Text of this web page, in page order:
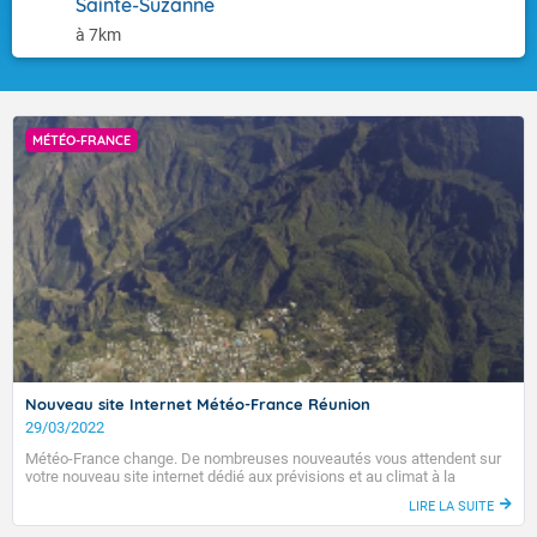
D’ici le début du mois de mai, les contraintes environnementales
orageuse se déplaçant d’ouest en est le long de l’équateur (la
"MJO"), et malgré cette période tardive pour la saison, les conditions
pourraient même devenir plutôt favorables à la cyclogenèse en
première décade sur le centre et l’est du bassin. Les prévisions
actuelles proposent un signal cyclonique en hausse, mais qui reste
modéré. Dans ces circonstances, les habitants des Mascareignes,
Rodrigues inclus, ne peuvent pas encore considérer cette saison
25/26 comme totalement terminée.
Il s’agit là du dernier créneau de genèse cyclonique possible avant
que le flux de mousson ne bascule vers l’hémisphère nord à partir de
passage définitif en configuration d’hiver austral pour notre bassin.
Sainte-Suzanne
à 7km
MÉTÉO-FRANCE
Nouveau site Internet Météo-France Réunion
29/03/2022
Météo-France change. De nombreuses nouveautés vous attendent sur
votre nouveau site internet dédié aux prévisions et au climat à la
LIRE LA SUITE